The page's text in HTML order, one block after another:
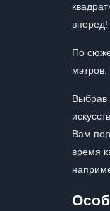
вперед!
По
Выбрав
Вам
время